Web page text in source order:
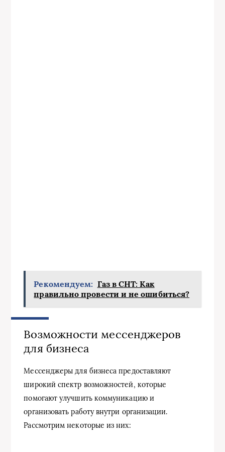
Рекомендуем: Газ в СНТ: Как
правильно провести и не ошибиться?
Возможности мессенджеров
для бизнеса
Мессенджеры для бизнеса предоставляют
широкий спектр возможностей, которые
помогают улучшить коммуникацию и
организовать работу внутри организации.
Рассмотрим некоторые из них: